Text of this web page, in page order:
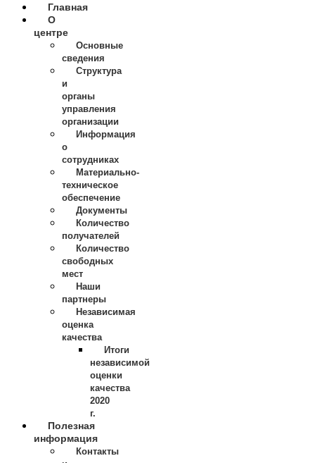
Главная
О
центре
Основные
сведения
Структура
и
органы
управления
организации
Информация
о
сотрудниках
Материально-
техническое
обеспечение
Документы
Количество
получателей
Количество
свободных
мест
Наши
партнеры
Независимая
оценка
качества
Итоги
независимой
оценки
качества
2020
г.
Полезная
информация
Контакты